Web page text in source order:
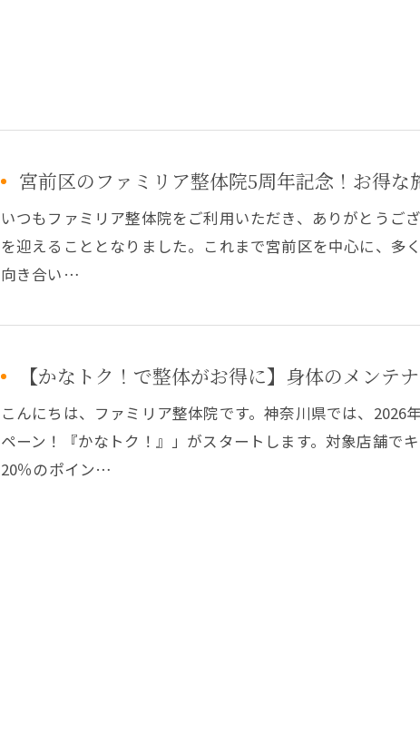
宮前区のファミリア整体院5周年記念！お得な
いつもファミリア整体院をご利用いただき、ありがとうご
を迎えることとなりました。これまで宮前区を中心に、多
向き合い…
【かなトク！で整体がお得に】身体のメンテ
こんにちは、ファミリア整体院です。神奈川県では、2026
ペーン！『かなトク！』」がスタートします。対象店舗で
20％のポイン…